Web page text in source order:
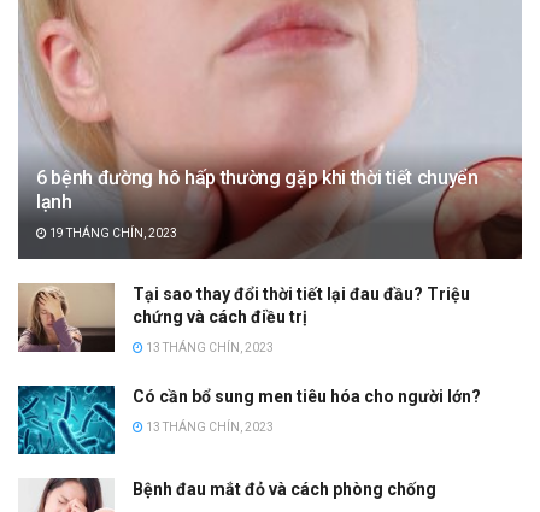
6 bệnh đường hô hấp thường gặp khi thời tiết chuyển
lạnh
19 THÁNG CHÍN, 2023
Tại sao thay đổi thời tiết lại đau đầu? Triệu
chứng và cách điều trị
13 THÁNG CHÍN, 2023
Có cần bổ sung men tiêu hóa cho người lớn?
13 THÁNG CHÍN, 2023
Bệnh đau mắt đỏ và cách phòng chống